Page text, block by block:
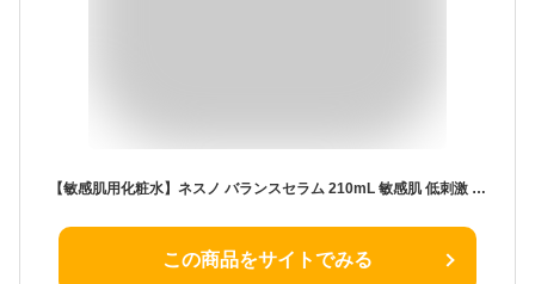
【敏感肌用化粧水】ネスノ バランスセラム 210mL 敏感肌 低刺激 温泉ミネラル成分配合 無添加 アレルギーテスト済
この商品をサイトでみる